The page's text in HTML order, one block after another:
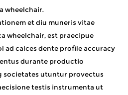
wheelchair.
et diu muneris vitae
wheelchair, est praecipue
ad calces dente profile accuracy
durante productio
societates utuntur provectus
testis instrumenta ut